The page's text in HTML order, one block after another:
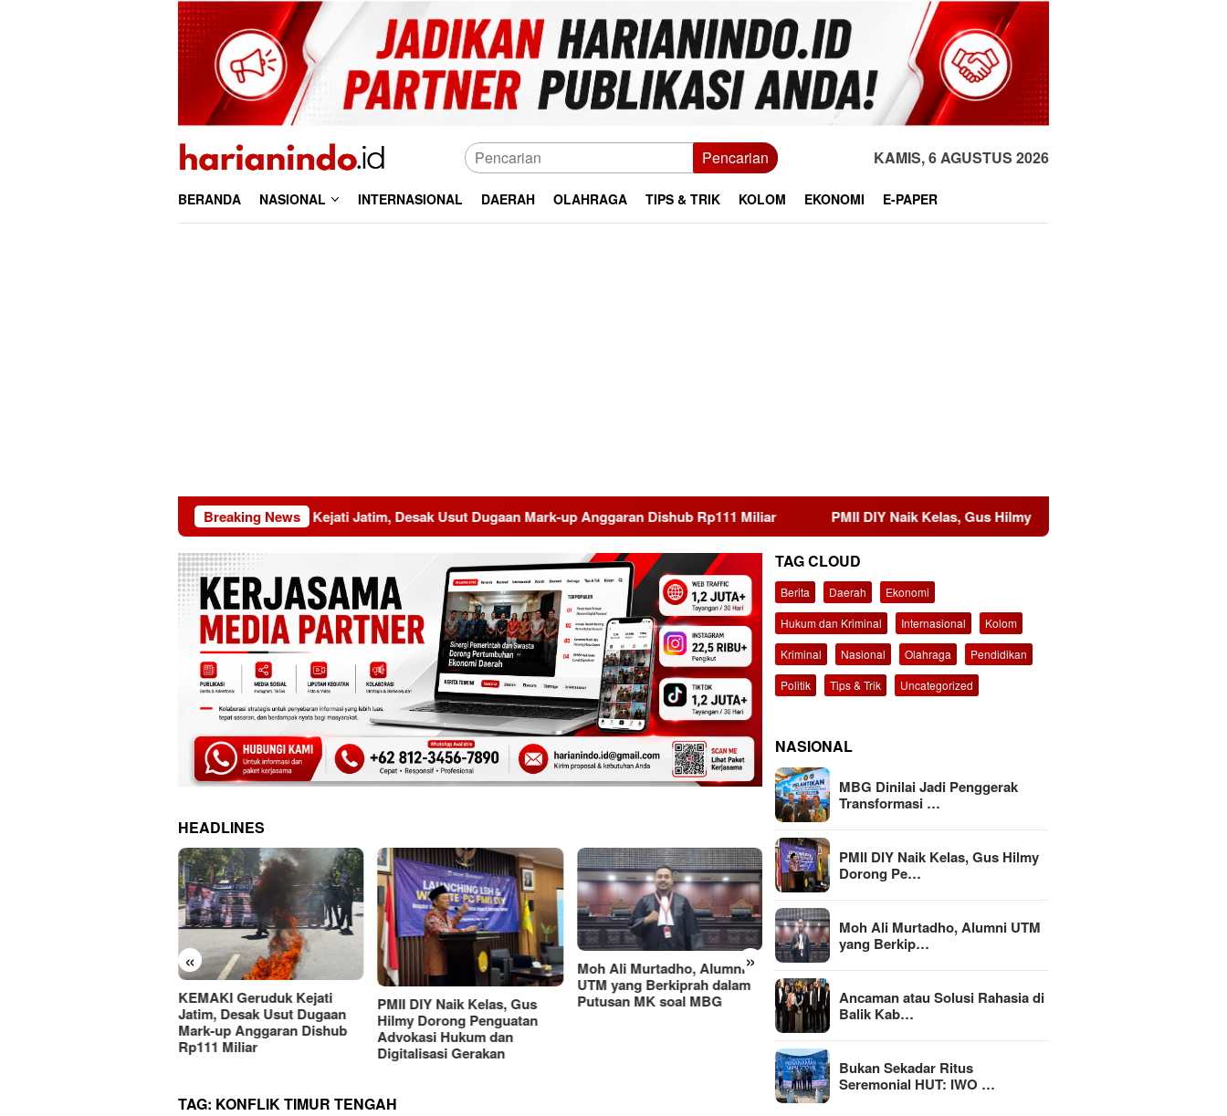
Pencarian KAMIS, 6 AGUSTUS 2026
BERANDA NASIONAL INTERNASIONAL DAERAH OLAHRAGA TIPS & TRIK KOLOM EKONOMI E-PAPER
Breaking News
KEMAKI Geruduk Kejati Jatim, Desak Usut Dugaan Mark-up Anggaran Dishub Rp111 Miliar PMII DIY Naik Kelas, Gus Hilmy Dorong Penguatan Advokasi Hukum dan
HEADLINES
« »
KEMAKI Geruduk Kejati
Jatim, Desak Usut Dugaan
Mark-up Anggaran Dishub
Rp111 Miliar
PMII DIY Naik Kelas, Gus
Hilmy Dorong Penguatan
Advokasi Hukum dan
Digitalisasi Gerakan
Moh Ali Murtadho, Alumni
UTM yang Berkiprah dalam
Putusan MK soal MBG
Ancaman atau Solusi
Rahasia di Balik Kabinet
Bayangan
MBG Dinilai Jadi Penggerak
TAG: KONFLIK TIMUR TENGAH
TAG CLOUD
Berita Daerah
Ekonomi
Hukum dan Kriminal
Internasional
Kolom
Kriminal
Nasional Olahraga
Pendidikan
Politik
Tips & Trik Uncategorized
NASIONAL
MBG Dinilai Jadi Penggerak
Transformasi …
PMII DIY Naik Kelas, Gus Hilmy
Dorong Pe…
Moh Ali Murtadho, Alumni UTM
yang Berkip…
Ancaman atau Solusi Rahasia di
Balik Kab…
Bukan Sekadar Ritus
Seremonial HUT: IWO …